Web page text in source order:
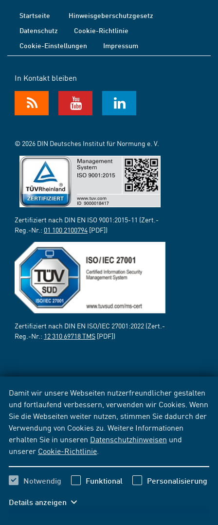
Damit wir unsere Webseiten nutzerfreundlicher gestalten
und fortlaufend verbessern, verwenden wir Cookies. Wenn
Sie die Webseiten weiter nutzen, stimmen Sie dadurch der
Verwendung von Cookies zu. Weitere Informationen
erhalten Sie in unseren Datenschutzhinweisen und
unserer Cookie-Richtlinie
Notwendig Funktional Personalisierung
Details anzeigen
Startseite
Hinweisgeberschutzgesetz
Datenschutz
Cookie-Richtlinie
Cookie-Einstellungen
Impressum
In Kontakt bleiben
© 2026 DIN Deutsches Institut für Normung e. V.
Zertifiziert nach DIN EN ISO 9001:2015-11 (Zert.-
Reg.-Nr.: 01 100 2100794 [PDF])
Zertifiziert nach DIN EN ISO/IEC 27001:2022 (Zert.-
Reg.-Nr.: 12 310 69718 TMS [PDF])